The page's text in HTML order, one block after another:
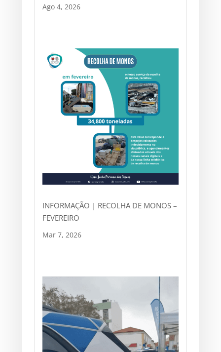
Ago 4, 2026
INFORMAÇÃO | RECOLHA DE MONOS –
FEVEREIRO
Mar 7, 2026